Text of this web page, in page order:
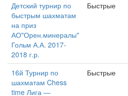
Детский турнир по
быстрым шахматам
на приз
АО"Орен.минералы"
Гольм А.А. 2017-
2018 г.р.
Быстрые
16й Турнир по
шахматам Chess
time Лига —
Быстрые